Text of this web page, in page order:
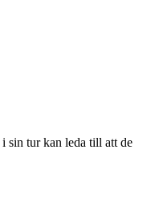
sin tur kan leda till att de